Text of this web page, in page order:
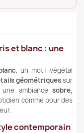
et blanc : une
, un motif végétal
géométriquessur
ambiance sobre,
comme pour des
contemporain